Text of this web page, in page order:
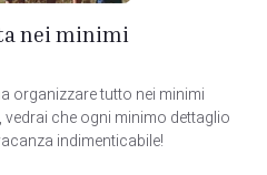
nei minimi
organizzare tutto nei minimi
che ogni minimo dettaglio
indimenticabile!